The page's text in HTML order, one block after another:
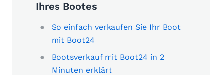
Ihres Bootes
So einfach verkaufen Sie Ihr Boot
mit Boot24
Bootsverkauf mit Boot24 in 2
Minuten erklärt